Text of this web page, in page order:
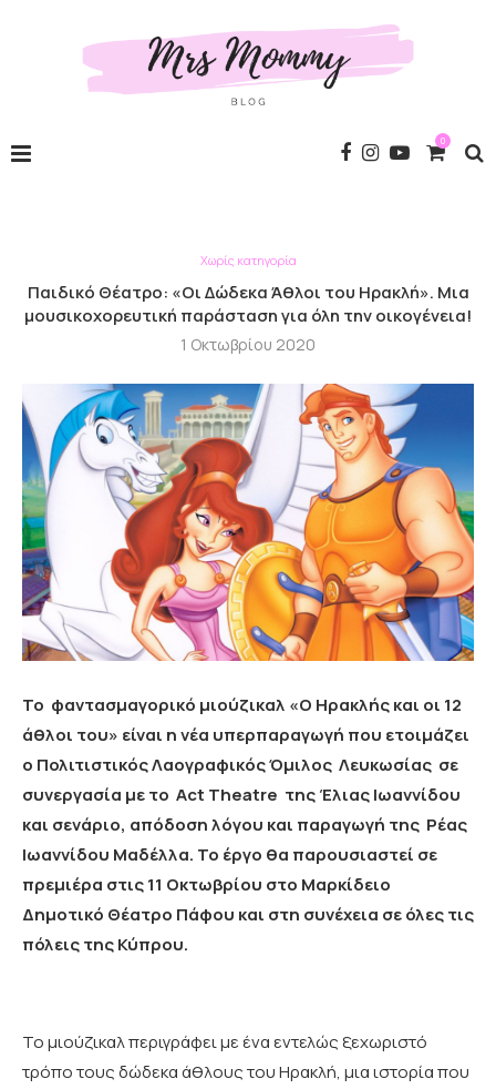
0
Χωρίς κατηγορία
Παιδικό Θέατρο: «Οι Δώδεκα Άθλοι του Ηρακλή». Μια
μουσικοχορευτική παράσταση για όλη την οικογένεια!
1 Οκτωβρίου 2020
Το φαντασμαγορικό μιούζικαλ «Ο Hρακλής και οι 12
άθλοι του» είναι η νέα υπερπαραγωγή που ετοιμάζει
ο Πολιτιστικός Λαογραφικός Όμιλος Λευκωσίας σε
συνεργασία με το Act Theatre της Έλιας Ιωαννίδου
και σενάριο, απόδοση λόγου και παραγωγή της Ρέας
Ιωαννίδου Μαδέλλα. Το έργο θα παρουσιαστεί σε
πρεμιέρα στις 11 Οκτωβρίου στο Μαρκίδειο
Δημοτικό Θέατρο Πάφου και στη συνέχεια σε όλες τις
πόλεις της Κύπρου.
Το μιούζικαλ περιγράφει με ένα εντελώς ξεχωριστό
τρόπο τους δώδεκα άθλους του Ηρακλή, μια ιστορία που